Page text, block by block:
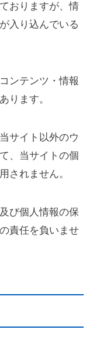
おりますが、情
入り込んでいる
ンテンツ・情報
ります。
サイト以外のウ
、当サイトの個
されません。
び個人情報の保
責任を負いませ